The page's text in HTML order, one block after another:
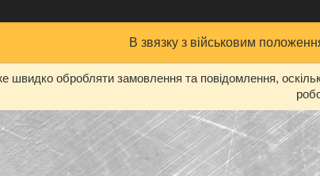
В звязку з військовим
швидко обробляти замовлення та повідомлення,